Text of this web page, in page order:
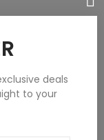
deals
to your